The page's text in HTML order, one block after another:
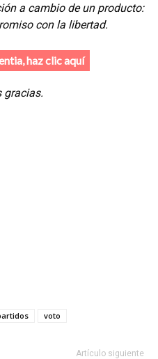
a cambio de un producto:
con la libertad.
haz clic aquí
gracias.
voto
Artículo siguiente